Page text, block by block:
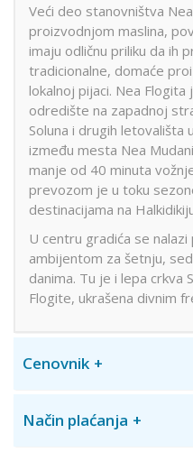
Veći deo stanovništva
proizvodnjom maslina,
imaju odličnu priliku da ih
tradicionalne, domaće
lokalnoj pijaci. Nea
odredište na zapadnoj
Soluna i drugih letovališta
između mesta Nea
manje od 40 minuta
prevozom je u toku
destinacijama na
U centru gradića se
ambijentom za šetnju,
danima. Tu je i lepa crkva
Flogite, ukrašena divnim
Cenovnik
Način plaćanja